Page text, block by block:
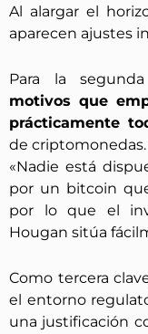
Al alargar el
aparecen ajustes
Para la
motivos que
prácticamente
de
«Nadie está
por un bitcoin
por lo que el
Hougan sitúa
Como tercera
el entorno
una justificación